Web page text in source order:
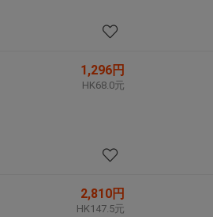
1,296円
HK68.0元
2,810円
HK147.5元